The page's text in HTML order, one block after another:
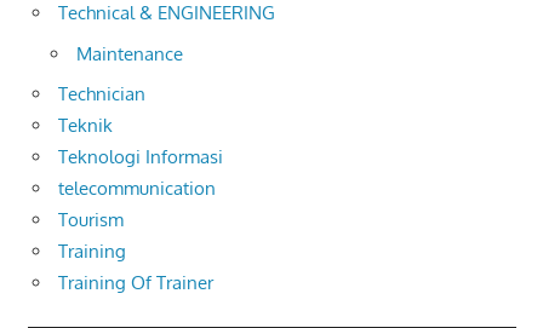
Technical & ENGINEERING
Maintenance
Technician
Teknik
Teknologi Informasi
telecommunication
Tourism
Training
Training Of Trainer